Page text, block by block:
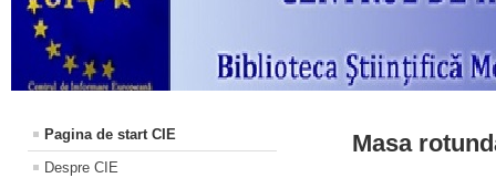
Pagina de start CIE
Despre CIE
Masa